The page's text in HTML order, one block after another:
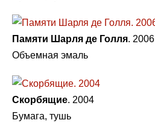
Памяти Шарля де Голля. 2006
Объемная эмаль
Скорбящие. 2004
Бумага, тушь